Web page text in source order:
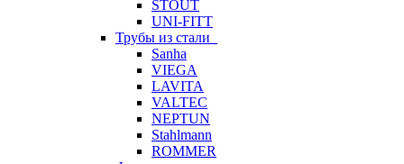
STOUT
UNI-FITT
Трубы из стали
Sanha
VIEGA
LAVITA
VALTEC
NEPTUN
Stahlmann
ROMMER